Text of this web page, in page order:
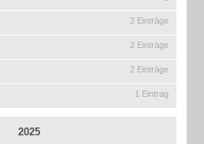
2 Einträge
2 Einträge
2 Einträge
1 Eintrag
2025